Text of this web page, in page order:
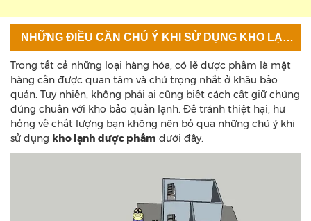
NHỮNG ĐIỀU CẦN CHÚ Ý KHI SỬ DỤNG KHO LẠNH DƯỢC PHẨM
Trong tất cả những loại hàng hóa, có lẽ dược phẩm là mặt
hàng cần được quan tâm và chú trọng nhất ở khâu bảo
quản. Tuy nhiên, không phải ai cũng biết cách cất giữ chúng
đúng chuẩn với kho bảo quản lạnh. Để tránh thiệt hại, hư
hỏng về chất lượng bạn không nên bỏ qua những chú ý khi
sử dụng kho lạnh dược phẩm dưới đây.